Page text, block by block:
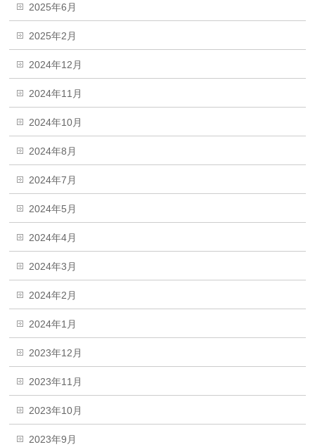
2025年6月
2025年2月
2024年12月
2024年11月
2024年10月
2024年8月
2024年7月
2024年5月
2024年4月
2024年3月
2024年2月
2024年1月
2023年12月
2023年11月
2023年10月
2023年9月